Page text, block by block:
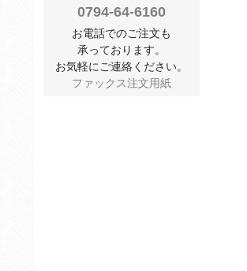
0794-64-6160
お電話でのご注文も
承っております。
お気軽にご連絡ください。
ファックス注文用紙